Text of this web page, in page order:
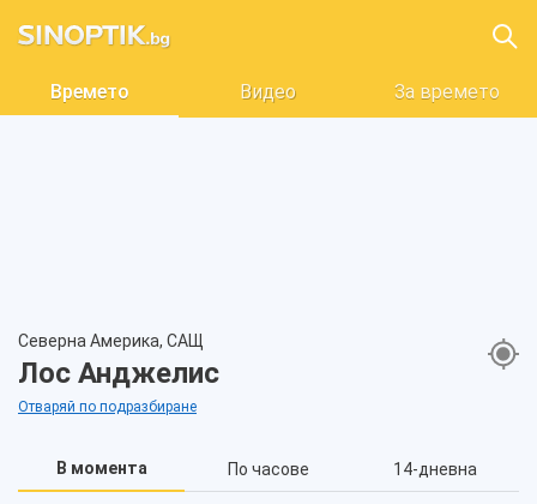
Времето Видео За времето
Северна Америка, САЩ
Лос Анджелис
Отваряй по подразбиране
В момента По часове 14-дневна